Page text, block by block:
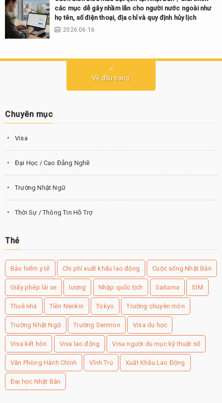
các mục dễ gây nhầm lẫn cho người nước ngoài như
họ tên, số điện thoại, địa chỉ và quy định hủy lịch
2026.06.16
Về đầu trang
Chuyên mục
Visa
Đại Học / Cao Đẳng Nghề
Trường Nhật Ngữ
Thời Sự / Thông Tin Hỗ Trợ
Thẻ
Bảo hiểm y tế Chi phí xuất khẩu lao động Cuộc sống Nhật Bản
Giấy phép lái xe lương Nhập quốc tịch Saitama SIM
Thuê nhà Tiền Nenkin Tokyo Trường chuyên môn
Trường Nhật Ngữ Trường Senmon Visa du học
Visa kết hôn Visa lao động Visa người du mục kỹ thuật số
Văn Phòng Hành Chính Vĩnh Trú Xuất Khẩu Lao Động
Đại học Nhật Bản